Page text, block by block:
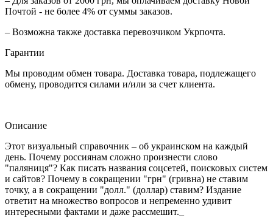
Почтой - не более 4% от суммы заказов.
– Возможна также доставка перевозчиком Укрпочта.
Гарантии
Мы проводим обмен товара. Доставка товара, подлежащего
обмену, проводится силами и/или за счет клиента.
Описание
Этот визуальный справочник – об украинском на каждый
день. Почему россиянам сложно произнести слово
"паляниця"? Как писать названия соцсетей, поисковых систем
и сайтов? Почему в сокращении "грн" (гривна) не ставим
точку, а в сокращении "долл." (доллар) ставим? Издание
ответит на множество вопросов и непременно удивит
интересными фактами и даже рассмешит._